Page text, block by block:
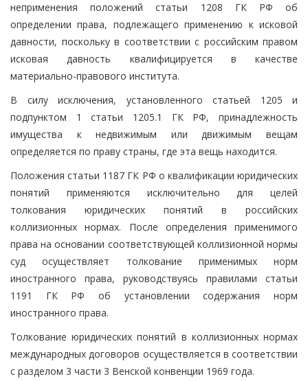
неприменения положений статьи 1208 ГК РФ об
определении права, подлежащего применению к исковой
давности, поскольку в соответствии с российским правом
исковая давность квалифицируется в качестве
материально-правового института.
В силу исключения, установленного статьей 1205 и
подпунктом 1 статьи 1205.1 ГК РФ, принадлежность
имущества к недвижимым или движимым вещам
определяется по праву страны, где эта вещь находится.
Положения статьи 1187 ГК РФ о квалификации юридических
понятий применяются исключительно для целей
толкования юридических понятий в российских
коллизионных нормах. После определения применимого
права на основании соответствующей коллизионной нормы
суд осуществляет толкование применимых норм
иностранного права, руководствуясь правилами статьи
1191 ГК РФ об установлении содержания норм
иностранного права.
Толкование юридических понятий в коллизионных нормах
международных договоров осуществляется в соответствии
с разделом 3 части 3 Венской конвенции 1969 года.